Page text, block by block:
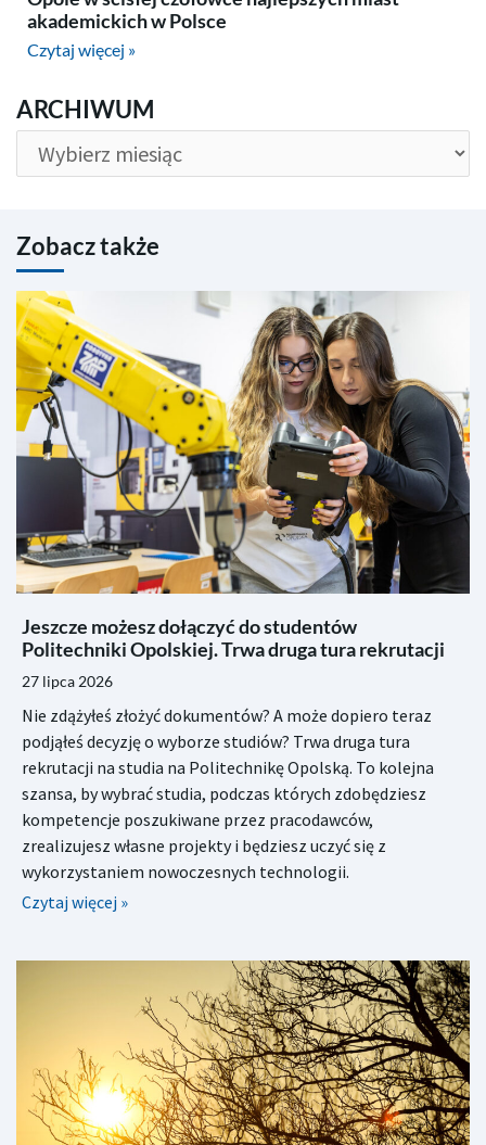
akademickich w Polsce
Czytaj więcej »
ARCHIWUM
ARCHIWUM
Zobacz także
Jeszcze możesz dołączyć do studentów
Politechniki Opolskiej. Trwa druga tura rekrutacji
27 lipca 2026
Nie zdążyłeś złożyć dokumentów? A może dopiero teraz
podjąłeś decyzję o wyborze studiów? Trwa druga tura
rekrutacji na studia na Politechnikę Opolską. To kolejna
szansa, by wybrać studia, podczas których zdobędziesz
kompetencje poszukiwane przez pracodawców,
zrealizujesz własne projekty i będziesz uczyć się z
wykorzystaniem nowoczesnych technologii.
Czytaj więcej »